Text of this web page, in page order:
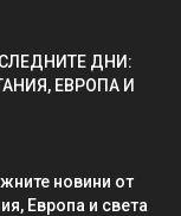
ДНИ:
ЕВРОПА И
новини от
Европа и света